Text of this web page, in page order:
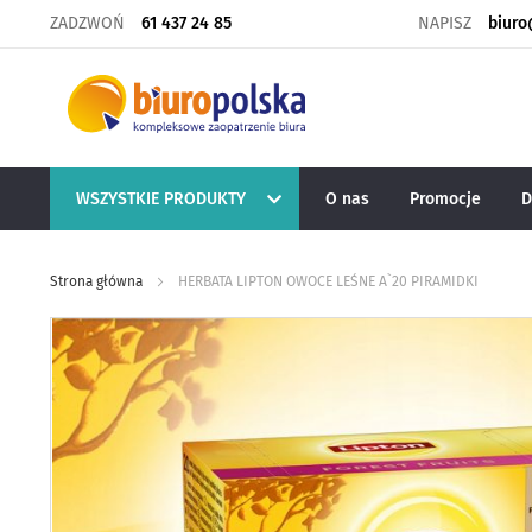
ZADZWOŃ 61 437 24 85 NAPISZ
WSZYSTKIE PRODUKTY O nas Promocje
Strona główna HERBATA LIPTON OWOCE LEŚNE A`20 PIRAMIDKI
Skip
to
the
end
the
images